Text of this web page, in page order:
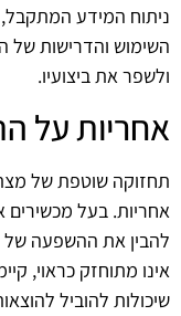
ניתוח המידע
השימוש והדרישות של
ולשפר את ביצועיו.
אחריות על
תחזוקה שוטפת של
אחריות. בעל מכשירים
להבין את ההשפעה של
אינו מתוחזק כראוי,
שיכולות להוביל